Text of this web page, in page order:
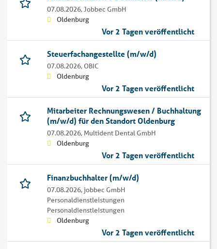
07.08.2026,Jobbec GmbH
Oldenburg
Vor 2 Tagen veröffentlicht
Steuerfachangestellte (m/w/d)
07.08.2026, OBIC
Oldenburg
Vor 2 Tagen veröffentlicht
Mitarbeiter Rechnungswesen / Buchhaltung
(m/w/d) für den Standort Oldenburg
07.08.2026, Multident Dental GmbH
Oldenburg
Vor 2 Tagen veröffentlicht
Finanzbuchhalter (m/w/d)
07.08.2026,jobbec GmbH
Personaldienstleistungen
Personaldienstleistungen
Oldenburg
Vor 2 Tagen veröffentlicht